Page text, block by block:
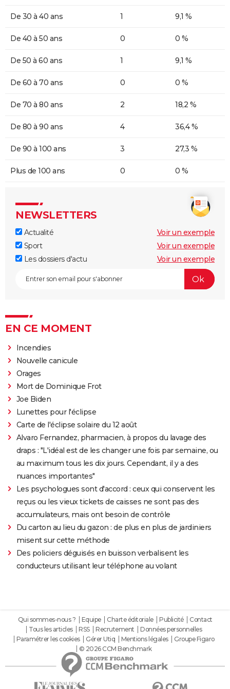
De 30 à 40 ans 1 9,1 %
De 40 à 50 ans 0 0 %
De 50 à 60 ans 1 9,1 %
De 60 à 70 ans 0 0 %
De 70 à 80 ans 2 18,2 %
De 80 à 90 ans 4 36,4 %
De 90 à 100 ans 3 27,3 %
Plus de 100 ans 0 0 %
NEWSLETTERS
Actualité
Voir un exemple
Sport
Voir un exemple
Les dossiers d'actu
Voir un exemple
EN CE MOMENT
Incendies
Nouvelle canicule
Orages
Mort de Dominique Frot
Joe Biden
Lunettes pour l'éclipse
Carte de l'éclipse solaire du 12 août
Alvaro Fernandez, pharmacien, à propos du lavage des
draps : "L'idéal est de les changer une fois par semaine, ou
au maximum tous les dix jours. Cependant, il y a des
nuances importantes"
Les psychologues sont d'accord : ceux qui conservent les
reçus ou les vieux tickets de caisses ne sont pas des
accumulateurs, mais ont besoin de contrôle
Du carton au lieu du gazon : de plus en plus de jardiniers
misent sur cette méthode
Des policiers déguisés en buisson verbalisent les
conducteurs utilisant leur téléphone au volant
Qui sommes-nous ? Equipe Charte éditoriale Publicité
Contact
Tous les articles
RSS Recrutement
Données personnelles
Paramétrer les cookies
Gérer Utiq Mentions légales
Groupe Figaro
© 2026 CCM Benchmark